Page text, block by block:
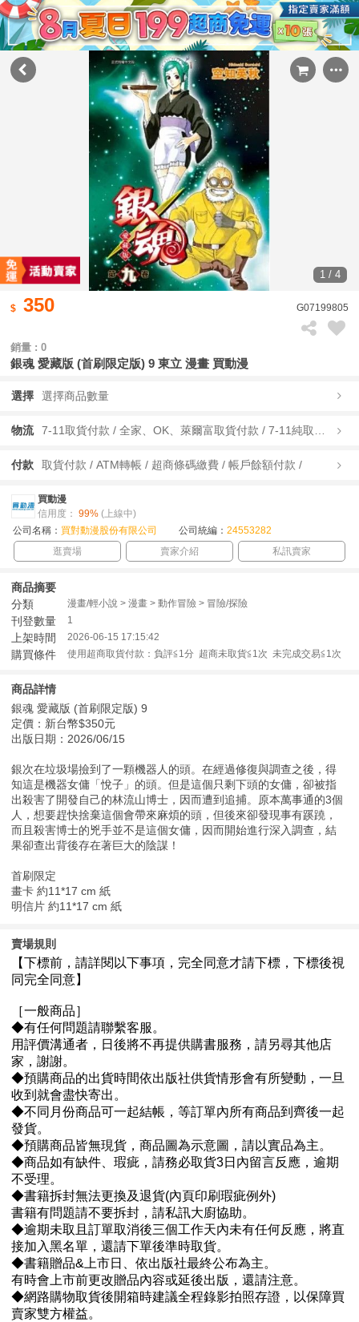
1 / 4
350 G07199805
銷量 : 0
銀魂 愛藏版 (首刷限定版) 9 東立 漫畫 買動漫
選擇 選擇商品數量
物流
付款 取貨付款 / ATM轉帳 / 超商條碼繳費 / 帳戶餘額付款 /
買動漫
信用度： 99% (上線中)
公司名稱： 買對動漫股份有限公司 公司統編： 24553282
逛賣場
賣家介紹 私訊賣家
商品摘要
分類
漫畫/輕小說 > 漫畫 > 動作冒險 > 冒險/探險
刊登數量 1
上架時間 2026-06-15 17:15:42
購買條件 使用超商取貨付款：負評≦1分 超商未取貨≦1次 未完成交易≦1次
商品詳情
銀魂 愛藏版 (首刷限定版) 9
定價：新台幣$350元
出版日期：2026/06/15
銀次在垃圾場撿到了一顆機器人的頭。在經過修復與調查之後，得
知這是機器女傭「悅子」的頭。但是這個只剩下頭的女傭，卻被指
出殺害了開發自己的林流山博士，因而遭到追捕。原本萬事通的3個
人，想要趕快捨棄這個會帶來麻煩的頭，但後來卻發現事有蹊蹺，
而且殺害博士的兇手並不是這個女傭，因而開始進行深入調查，結
果卻查出背後存在著巨大的陰謀！
首刷限定
畫卡 約11*17 cm 紙
明信片 約11*17 cm 紙
賣場規則